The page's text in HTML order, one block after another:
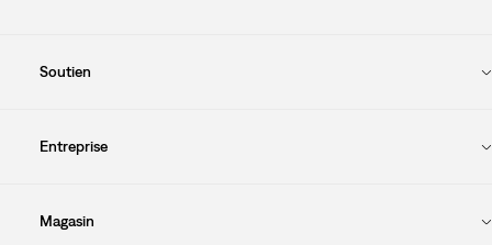
Soutien
Entreprise
Magasin